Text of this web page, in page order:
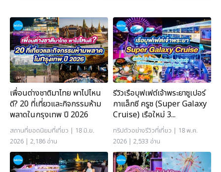
เพื่อนต่างชาติมาไทย พาไปไหน
ดี? 20 ที่เที่ยวและกิจกรรมห้าม
พลาดในกรุงเทพ ปี 2026
สถานที่ยอดนิยมที่เที่ยว | 18 มิ.ย.
2026 | 2,186 อ่าน
รีวิวเรือบุฟเฟต์เจ้าพระยาซูเปอร์
กาแล็กซี ครูซ (Super Galaxy
Cruise) เรือใหม่ 3...
ทริปตัวอย่างรีวิวที่เที่ยว | 18 พ.ค.
2026 | 2,533 อ่าน